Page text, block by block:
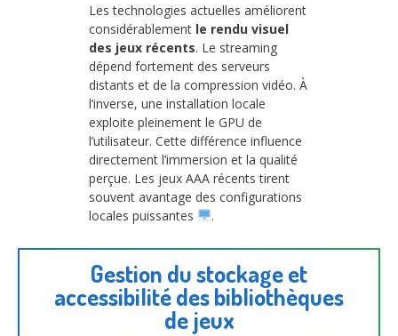
Les technologies actuelles améliorent
considérablement le rendu visuel
des jeux récents. Le streaming
dépend fortement des serveurs
distants et de la compression vidéo. À
l’inverse, une installation locale
exploite pleinement le GPU de
l’utilisateur. Cette différence influence
directement l’immersion et la qualité
perçue. Les jeux AAA récents tirent
souvent avantage des configurations
locales puissantes
.
Gestion du stockage et
accessibilité des bibliothèques
de jeux